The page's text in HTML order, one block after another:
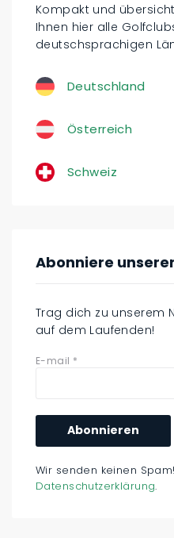
Kompakt und
Ihnen hier alle
deutschsprachigen
Deutschland
Österreich
Schweiz
Abonniere
Trag dich zu unserem
auf dem Laufenden!
E-mail *
Wir senden keinen
Datenschutzerklärung.